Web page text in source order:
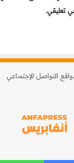
تعليقي.
التواصل الإجتماعي